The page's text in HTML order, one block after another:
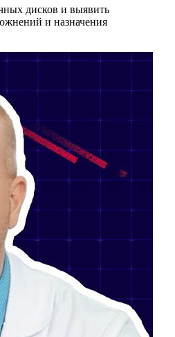
дисков и выявить
и назначения